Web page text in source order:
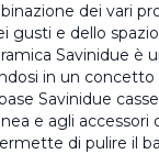
dei vari
gusti e dello
Savinidue è
in un concetto
Savinidue
e agli accessori
di pulire il